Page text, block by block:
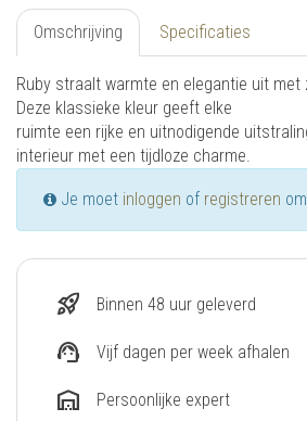
Omschrijving Specificaties
Ruby straalt warmte en elegantie uit met
Deze klassieke kleur geeft elke
ruimte een rijke en uitnodigende
interieur met een tijdloze charme.
Je moet inloggen of registreren
rocket_launch Binnen 48 uur geleverd
support_agent Vijf dagen per week afhalen
warehouse Persoonlijke expert